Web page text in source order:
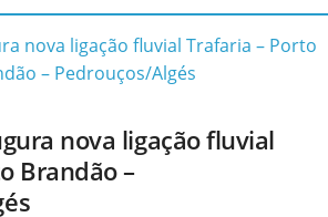
nova ligação fluvial
Brandão –